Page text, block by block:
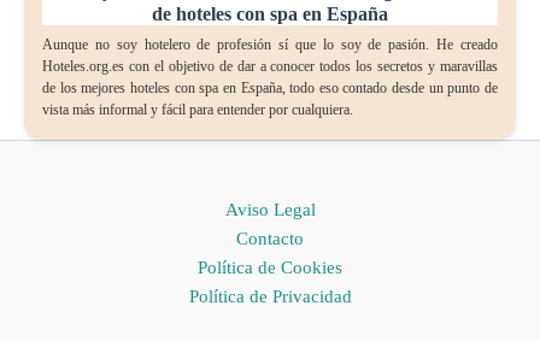
de hoteles con spa en España
Aunque no soy hotelero de profesión sí que lo soy de pasión. He creado
Hoteles.org.es con el objetivo de dar a conocer todos los secretos y maravillas
de los mejores hoteles con spa en España, todo eso contado desde un punto de
vista más informal y fácil para entender por cualquiera.
Aviso Legal
Contacto
Política de Cookies
Política de Privacidad